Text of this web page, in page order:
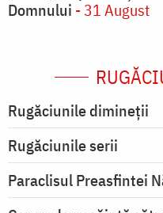
Domnului - 31 August
Rugăciunile dimineții
Rugăciunile serii
Paraclisul Preasfintei